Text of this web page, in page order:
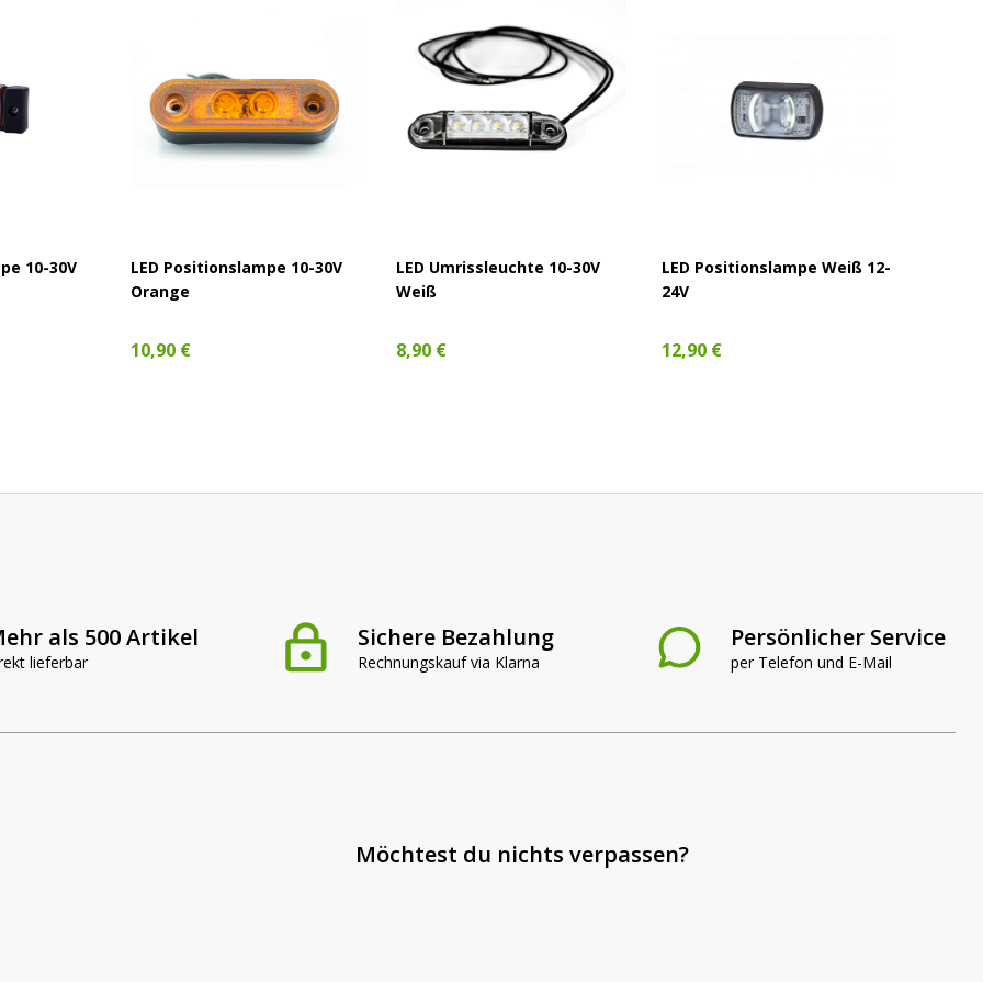
10-30V
LED Positionslampe 10-30V
Orange
10,90 €
LED Umrissleuchte 10-30V
Weiß
8,90 €
LED Positionslampe Weiß 12-
24V
12,90 €
als 500 Artikel
lieferbar
Sichere Bezahlung
Rechnungskauf via Klarna
Persönlicher Service
per Telefon und E-Mail
Möchtest du nichts verpassen?